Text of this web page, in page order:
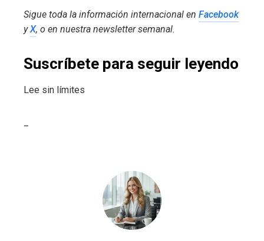
Sigue toda la información internacional en Facebook
yX, o en nuestra newsletter semanal.
Suscríbete para seguir leyendo
Lee sin límites